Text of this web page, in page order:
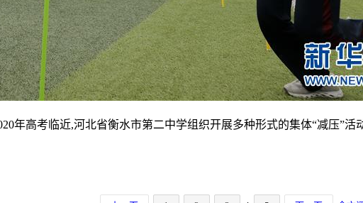
年高考临近,河北省衡水市第二中学组织开展多种形式的集体“减压”